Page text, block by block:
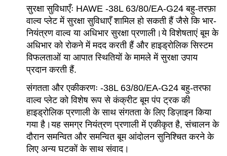
सुरक्षा सुविधाएँः HAWE -38L 63/80/EA-G24 बहु-तरफ़ा
वाल्व प्लेट में सुरक्षा सुविधाएँ शामिल हो सकती हैं जैसे कि भार-
नियंत्रण वाल्व या अधिभार सुरक्षा प्रणाली।ये विशेषताएं बूम के
अधिभार को रोकने में मदद करती हैं और हाइड्रोलिक सिस्टम
विफलताओं या आपात स्थितियों के मामले में सुरक्षा उपाय
प्रदान करती हैं.
संगतता और एकीकरणः -38L 63/80/EA-G24 बहु-तरफा
वाल्व प्लेट को विशेष रूप से कंक्रीट बूम पंप ट्रक की
हाइड्रोलिक प्रणाली के साथ संगतता के लिए डिज़ाइन किया
गया है।यह समग्र नियंत्रण प्रणाली में एकीकृत है, संचालन के
दौरान समन्वित और समन्वित बूम आंदोलन सुनिश्चित करने के
लिए अन्य घटकों के साथ संवाद।